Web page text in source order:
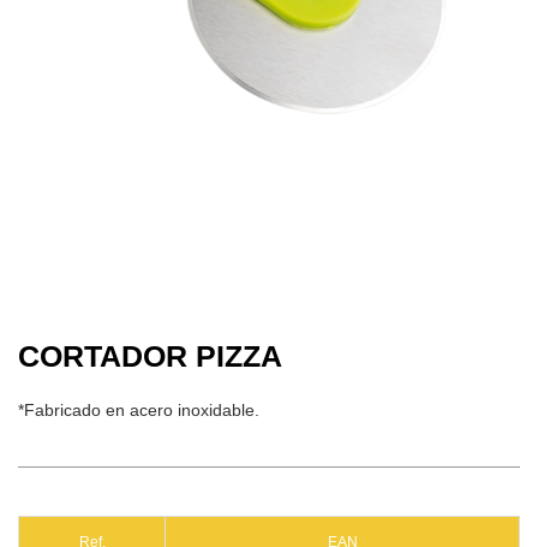
CORTADOR PIZZA
*Fabricado en acero inoxidable.
Ref. EAN